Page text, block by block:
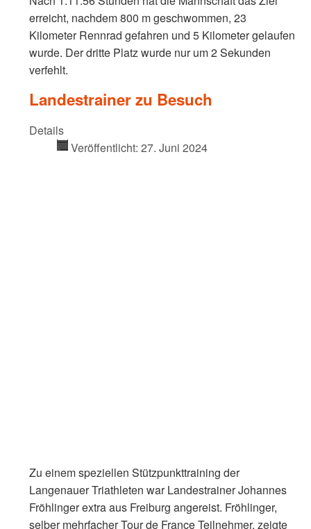
erreicht, nachdem 800 m geschwommen, 23
Kilometer Rennrad gefahren und 5 Kilometer gelaufen
wurde. Der dritte Platz wurde nur um 2 Sekunden
verfehlt.
Landestrainer zu Besuch
Details
Veröffentlicht: 27. Juni 2024
Zu einem speziellen Stützpunkttraining der
Langenauer Triathleten war Landestrainer Johannes
Fröhlinger extra aus Freiburg angereist. Fröhlinger,
selber mehrfacher Tour de France Teilnehmer, zeigte